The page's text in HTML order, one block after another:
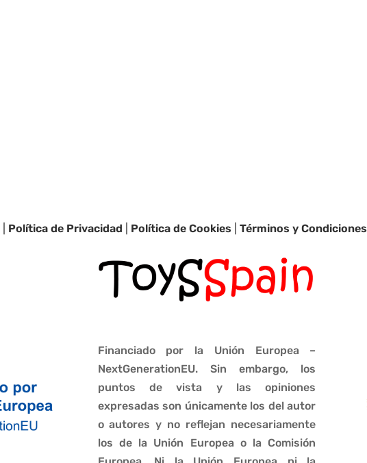
Política de Privacidad Política de Cookies Términos y Condiciones
Financiado por la Unión Europea –
NextGenerationEU. Sin embargo, los
puntos de vista y las opiniones
expresadas son únicamente los del autor
o autores y no reflejan necesariamente
los de la Unión Europea o la Comisión